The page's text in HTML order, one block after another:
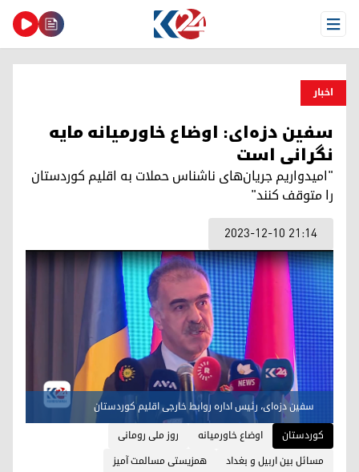
Open Menu
اخبار
سفین دزه‌ای: اوضاع خاورمیانه مایه
نگرانی است
"امیدواریم جریان‌های ناشناس حملات به اقلیم کوردستان
را متوقف کنند"
2023-12-10 21:14
سفین دزه‌ای، رئیس اداره روابط خارجی اقلیم کوردستان
کوردستان
اوضاع خاورمیانه
روز ملی رومانی
مسائل بین اربیل و بغداد
همزیستی مسالمت آمیز